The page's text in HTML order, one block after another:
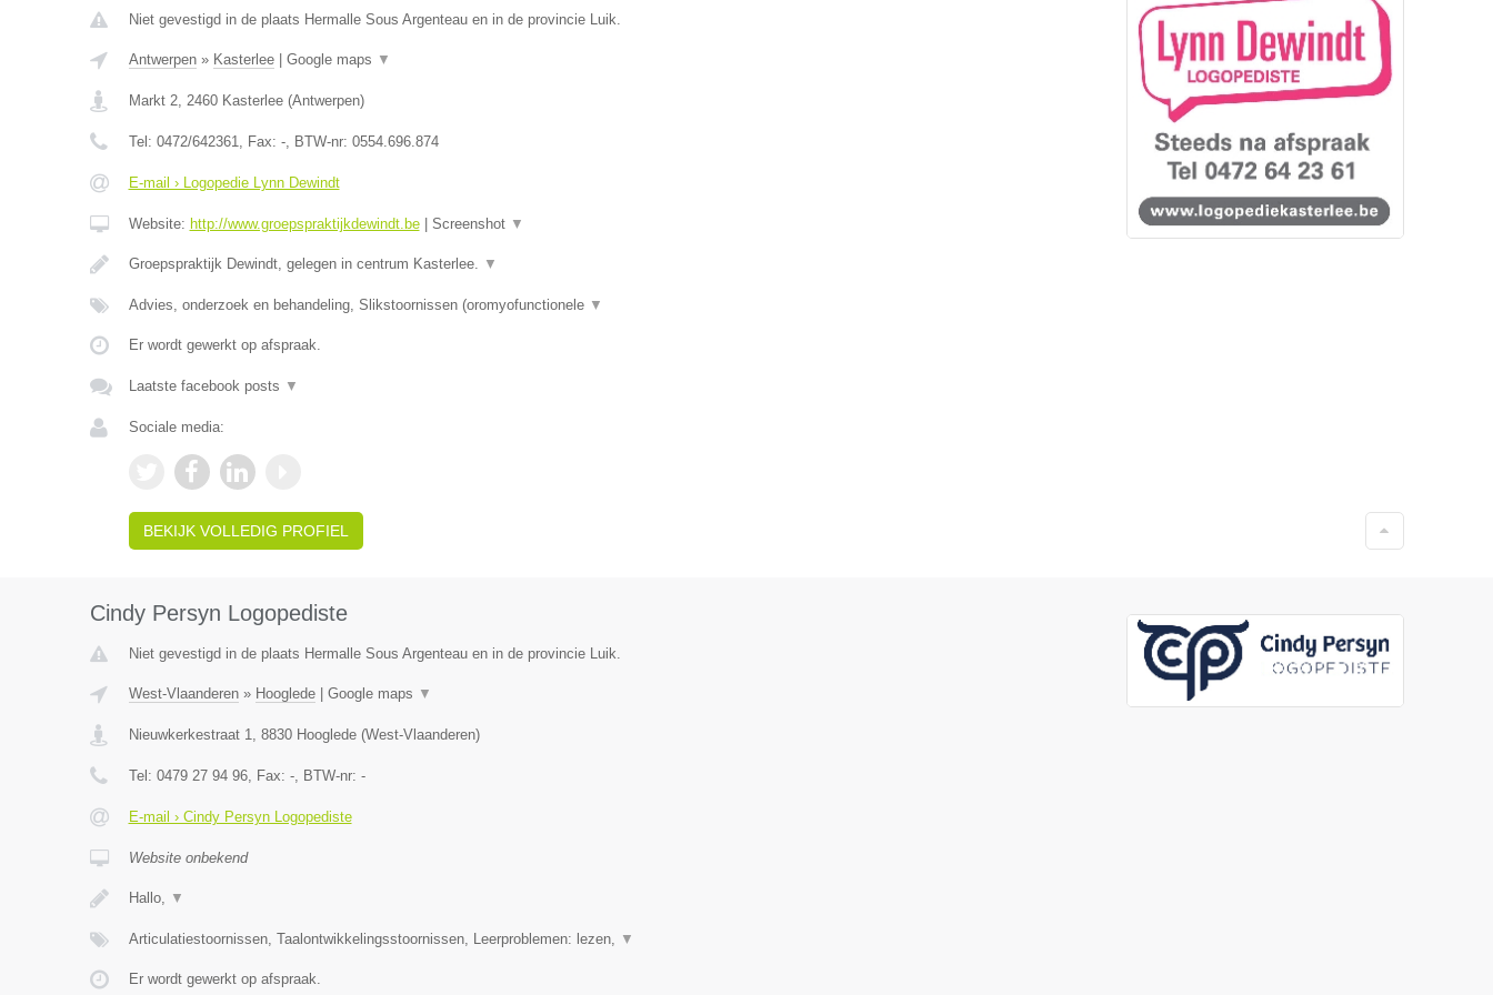
Niet gevestigd in de plaats Hermalle Sous Argenteau en in de provincie Luik.
Antwerpen» Kasterlee| Google maps ▼
Markt 2, 2460 Kasterlee(Antwerpen)
Tel: 0472/642361, Fax: -, BTW-nr: 0554.696.874
E-mail › Logopedie Lynn Dewindt
Website: http://www.groepspraktijkdewindt.be| Screenshot ▼
Groepspraktijk Dewindt, gelegen in centrum Kasterlee. ▼
Advies, onderzoek en behandeling, Slikstoornissen (oromyofunctionele ▼
Er wordt gewerkt op afspraak.
Laatste facebook posts ▼
Sociale media:
BEKIJK VOLLEDIG PROFIEL
Cindy Persyn Logopediste
Niet gevestigd in de plaats Hermalle Sous Argenteau en in de provincie Luik.
West-Vlaanderen» Hooglede| Google maps ▼
Nieuwkerkestraat 1, 8830 Hooglede(West-Vlaanderen)
Tel: 0479 27 94 96, Fax: -, BTW-nr: -
E-mail › Cindy Persyn Logopediste
Website onbekend
Hallo, ▼
Articulatiestoornissen, Taalontwikkelingsstoornissen, Leerproblemen: lezen, ▼
Er wordt gewerkt op afspraak.